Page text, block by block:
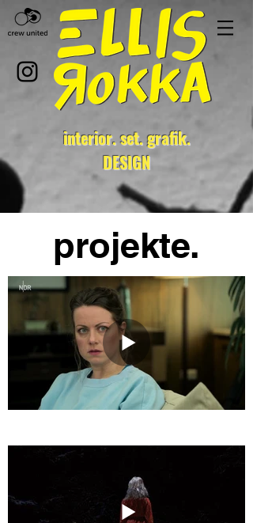
interior. set. grafik.
DESIGN
projekte.